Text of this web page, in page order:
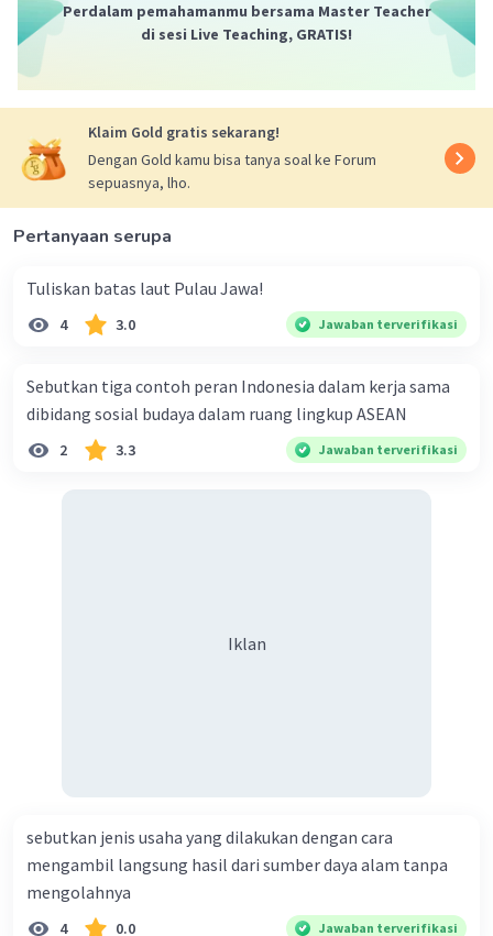
Perdalam pemahamanmu bersama Master Teacher
di sesi Live Teaching, GRATIS!
Klaim Gold gratis sekarang!
Dengan Gold kamu bisa tanya soal ke Forum
sepuasnya, lho.
Pertanyaan serupa
Tuliskan batas laut Pulau Jawa!
4 3.0 Jawaban terverifikasi
Sebutkan tiga contoh peran Indonesia dalam kerja sama
dibidang sosial budaya dalam ruang lingkup ASEAN
2 3.3 Jawaban terverifikasi
Iklan
sebutkan jenis usaha yang dilakukan dengan cara
mengambil langsung hasil dari sumber daya alam tanpa
mengolahnya
4 0.0 Jawaban terverifikasi